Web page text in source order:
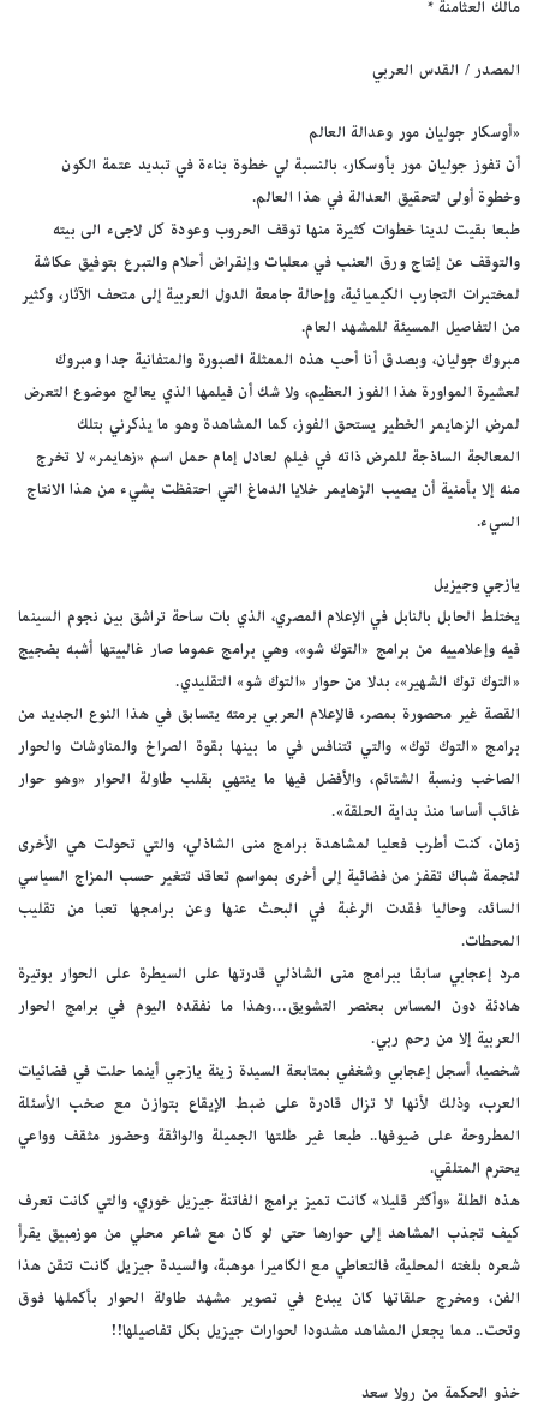
مالك العثامنة *
المصدر / القدس العربي
«أوسكار جوليان مور وعدالة العالم
أن تفوز جوليان مور بأوسكار، بالنسبة لي خطوة بناءة في تبديد عتمة الكون
وخطوة أولى لتحقيق العدالة في هذا العالم.
طبعا بقيت لدينا خطوات كثيرة منها توقف الحروب وعودة كل لاجىء الى بيته
والتوقف عن إنتاج ورق العنب في معلبات وإنقراض أحلام والتبرع بتوفيق عكاشة
لمختبرات التجارب الكيميائية، وإحالة جامعة الدول العربية إلى متحف الآثار، وكثير
من التفاصيل المسيئة للمشهد العام.
مبروك جوليان، وبصدق أنا أحب هذه الممثلة الصبورة والمتفانية جدا ومبروك
لعشيرة المواورة هذا الفوز العظيم، ولا شك أن فيلمها الذي يعالج موضوع التعرض
لمرض الزهايمر الخطير يستحق الفوز، كما المشاهدة وهو ما يذكرني بتلك
المعالجة الساذجة للمرض ذاته في فيلم لعادل إمام حمل اسم «زهايمر» لا تخرج
منه إلا بأمنية أن يصيب الزهايمر خلايا الدماغ التي احتفظت بشيء من هذا الانتاج
السيء.
يازجي وجيزيل
يختلط الحابل بالنابل في الإعلام المصري، الذي بات ساحة تراشق بين نجوم السينما
فيه وإعلامييه من برامج «التوك شو»، وهي برامج عموما صار غالبيتها أشبه بضجيج
«التوك توك الشهير»، بدلا من حوار «التوك شو» التقليدي.
القصة غير محصورة بمصر، فالإعلام العربي برمته يتسابق في هذا النوع الجديد من
برامج «التوك توك» والتي تتنافس في ما بينها بقوة الصراخ والمناوشات والحوار
الصاخب ونسبة الشتائم، والأفضل فيها ما ينتهي بقلب طاولة الحوار «وهو حوار
غائب أساسا منذ بداية الحلقة».
زمان، كنت أطرب فعليا لمشاهدة برامج منى الشاذلي، والتي تحولت هي الأخرى
لنجمة شباك تقفز من فضائية إلى أخرى بمواسم تعاقد تتغير حسب المزاج السياسي
السائد، وحاليا فقدت الرغبة في البحث عنها وعن برامجها تعبا من تقليب
المحطات.
مرد إعجابي سابقا ببرامج منى الشاذلي قدرتها على السيطرة على الحوار بوتيرة
هادئة دون المساس بعنصر التشويق…وهذا ما نفقده اليوم في برامج الحوار
العربية إلا من رحم ربي.
شخصيا، أسجل إعجابي وشغفي بمتابعة السيدة زينة يازجي أينما حلت في فضائيات
العرب، وذلك لأنها لا تزال قادرة على ضبط الإيقاع بتوازن مع صخب الأسئلة
المطروحة على ضيوفها.. طبعا غير طلتها الجميلة والواثقة وحضور مثقف وواعي
يحترم المتلقي.
هذه الطلة «وأكثر قليلا» كانت تميز برامج الفاتنة جيزيل خوري، والتي كانت تعرف
كيف تجذب المشاهد إلى حوارها حتى لو كان مع شاعر محلي من موزمبيق يقرأ
شعره بلغته المحلية، فالتعاطي مع الكاميرا موهبة، والسيدة جيزيل كانت تتقن هذا
الفن، ومخرج حلقاتها كان يبدع في تصوير مشهد طاولة الحوار بأكملها فوق
وتحت.. مما يجعل المشاهد مشدودا لحوارات جيزيل بكل تفاصيلها!!
خذو الحكمة من رولا سعد